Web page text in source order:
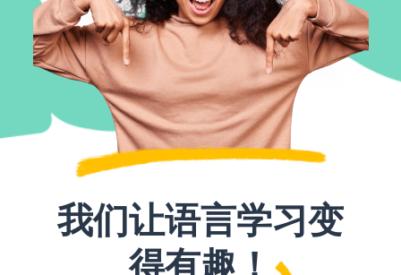
我们让语言学习变
得有趣！